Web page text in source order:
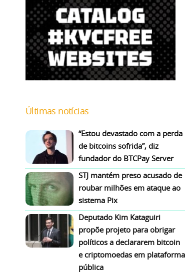
Últimas notícias
“Estou devastado com a perda
de bitcoins sofrida”, diz
fundador do BTCPay Server
STJ mantém preso acusado de
roubar milhões em ataque ao
sistema Pix
Deputado Kim Kataguiri
propõe projeto para obrigar
políticos a declararem bitcoin
e criptomoedas em plataforma
pública